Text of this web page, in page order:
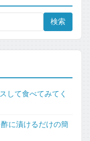
検索
して食べてみてく
に漬けるだけの簡